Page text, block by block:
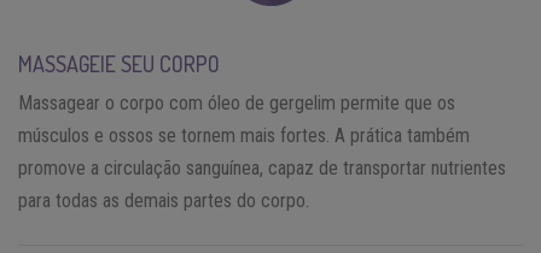
MASSAGEIE SEU CORPO
Massagear o corpo com óleo de gergelim permite que os
músculos e ossos se tornem mais fortes. A prática também
promove a circulação sanguínea, capaz de transportar nutrientes
para todas as demais partes do corpo.